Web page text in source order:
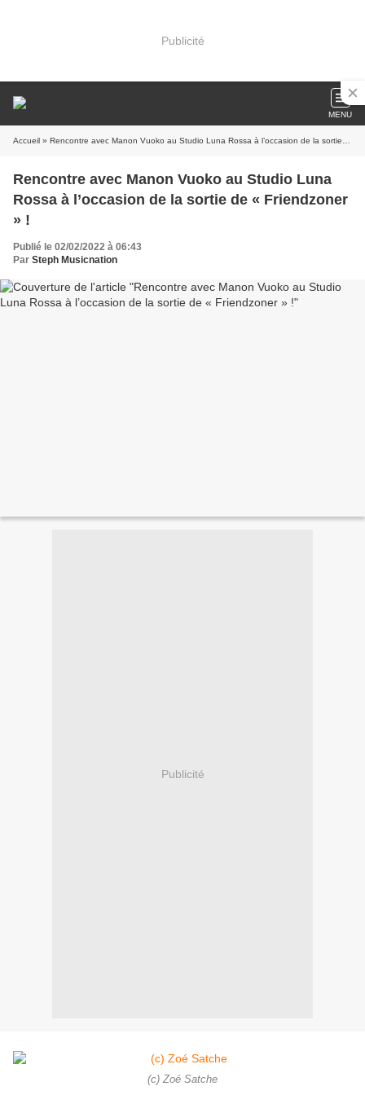
Publicité
MENU
Accueil » Rencontre avec Manon Vuoko au Studio Luna Rossa à l’occasion de la sortie de « Friendzoner » !
Rencontre avec Manon Vuoko au Studio Luna
Rossa à l’occasion de la sortie de « Friendzoner
» !
Publié le 02/02/2022 à 06:43
Par Steph Musicnation
Publicité
(c) Zoé Satche